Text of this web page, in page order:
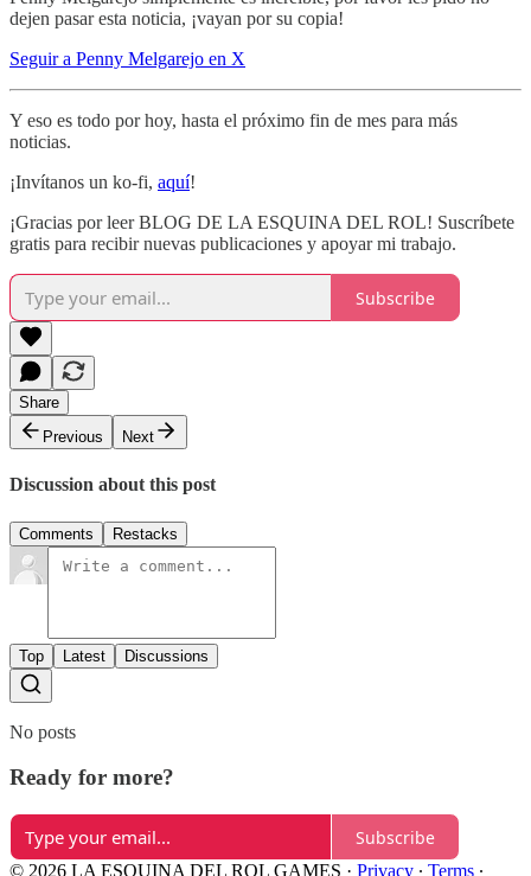
dejen pasar esta noticia, ¡vayan por su copia!
Seguir a Penny Melgarejo en X
Y eso es todo por hoy, hasta el próximo fin de mes para más
noticias.
¡Invítanos un ko-fi, aquí!
¡Gracias por leer BLOG DE LA ESQUINA DEL ROL! Suscríbete
gratis para recibir nuevas publicaciones y apoyar mi trabajo.
Subscribe
Share
Previous
Next
Discussion about this post
Comments Restacks
Top Latest Discussions
No posts
Ready for more?
Subscribe
© 2026 LA ESQUINA DEL ROL GAMES · Privacy ∙ Terms ∙